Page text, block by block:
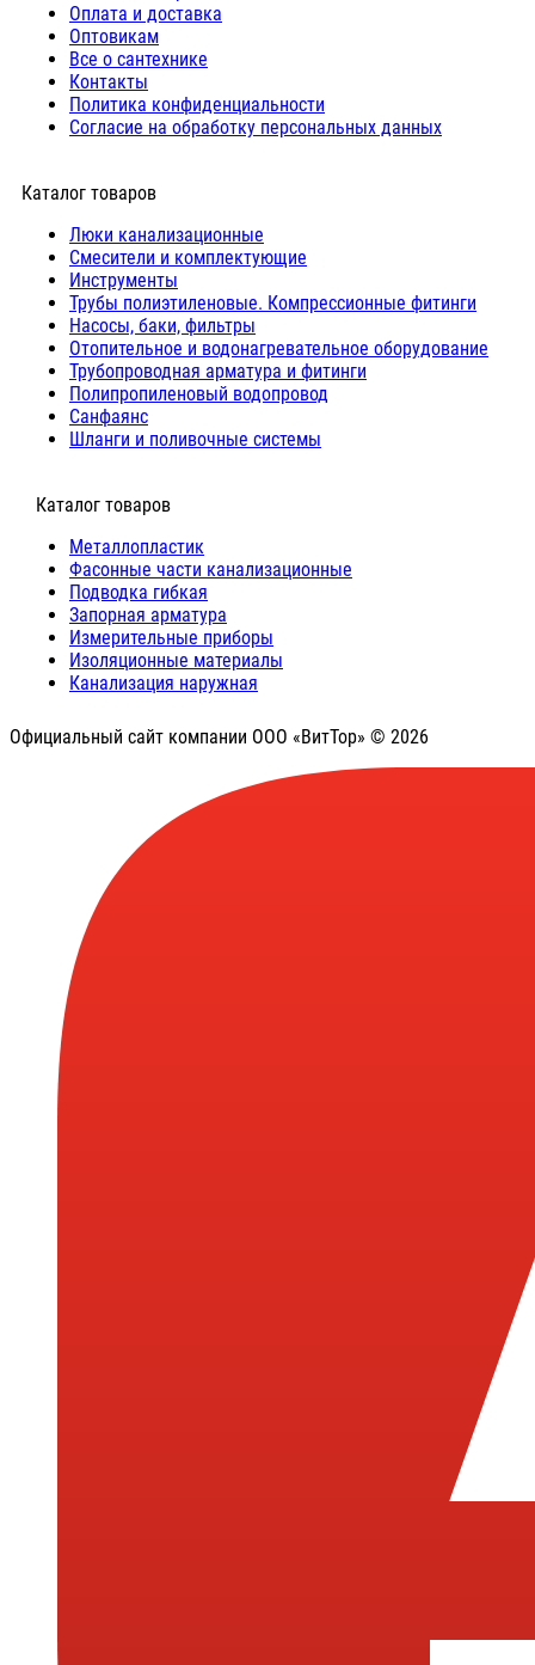
Оплата и доставка
Оптовикам
Все о сантехнике
Контакты
Политика конфиденциальности
Согласие на обработку персональных данных
Каталог товаров
Люки канализационные
Cмесители и комплектующие
Инструменты
Трубы полиэтиленовые. Компрессионные фитинги
Насосы, баки, фильтры
Отопительное и водонагревательное оборудование
Трубопроводная арматура и фитинги
Полипропиленовый водопровод
Санфаянс
Шланги и поливочные системы
⠀Каталог товаров
Металлопластик
Фасонные части канализационные
Подводка гибкая
Запорная арматура
Измерительные приборы
Изоляционные материалы
Канализация наружная
Официальный сайт компании ООО «ВитТор» © 2026